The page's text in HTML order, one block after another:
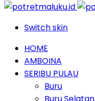
Switch skin
HOME
AMBOINA
SERIBU PULAU
Buru